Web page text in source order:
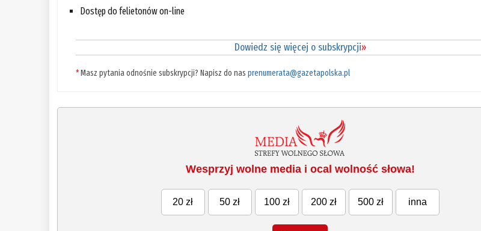
Dostęp do felietonów on-line
Dowiedz się więcej o subskrypcji»
*Masz pytania odnośnie subskrypcji? Napisz do nasprenumerata@gazetapolska.pl
Wesprzyj wolne media i ocal wolność słowa!
20 zł 50 zł 100 zł 200 zł 500 zł inna